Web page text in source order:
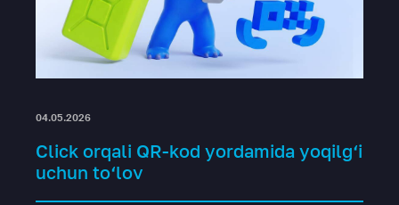
04.05.2026
Click orqali QR-kod yordamida yoqilg‘i
uchun to‘lov